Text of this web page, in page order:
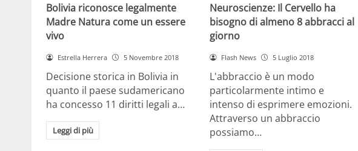
Bolivia riconosce legalmente
Madre Natura come un essere
vivo
Estrella Herrera 5 Novembre 2018
Decisione storica in Bolivia in
quanto il paese sudamericano
ha concesso 11 diritti legali a…
Leggi di più
Neuroscienze: Il Cervello ha
bisogno di almeno 8 abbracci al
giorno
Flash News 5 Luglio 2018
L'abbraccio è un modo
particolarmente intimo e
intenso di esprimere emozioni.
Attraverso un abbraccio
possiamo…